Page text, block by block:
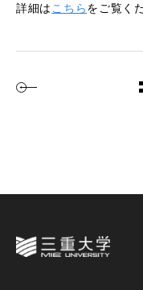
詳細は こちらをご覧く